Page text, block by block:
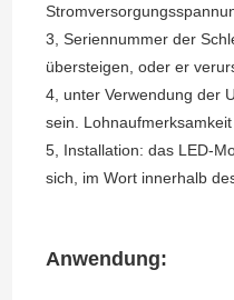
3, Seriennummer der
übersteigen, oder er
4, unter Verwendung der
sein.
5, Installation: das LED-
sich, im Wort innerhalb
Anwendung: